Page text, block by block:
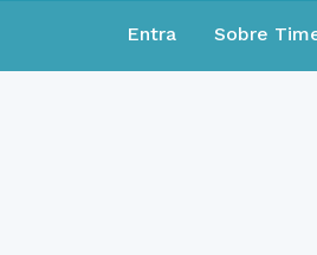
Entra Sobre